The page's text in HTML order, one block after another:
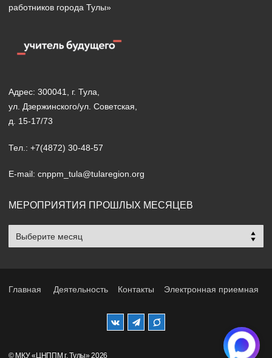
работников города Тулы»
Адрес: 300041, г. Тула,
ул. Дзержинского/ул. Советская,
д. 15-17/73
Тел.: +7(4872) 30-48-57
E-mail: cnppm_tula@tularegion.org
МЕРОПРИЯТИЯ ПРОШЛЫХ МЕСЯЦЕВ
Мероприятия
прошлых
Главная Деятельность Контакты Электронная приемная
© МКУ «ЦНППМ г. Тулы» 2026